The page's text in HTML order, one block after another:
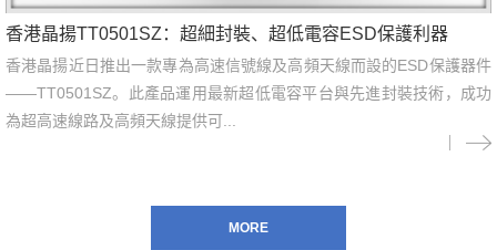
香港晶揚TT0501SZ：超細封裝、超低電容ESD保護利器
香港晶揚近日推出一款專為高速信號線及高頻天線而設的ESD保護器件
——TT0501SZ。此產品運用最新超低電容平台與先進封裝技術，成功
為超高速線路及高頻天線提供可...